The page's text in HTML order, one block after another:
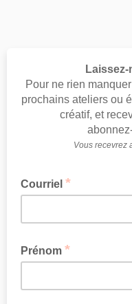
Pour ne rien
prochains ateliers ou
créatif, et
Vous recevrez
Courriel *
Prénom *